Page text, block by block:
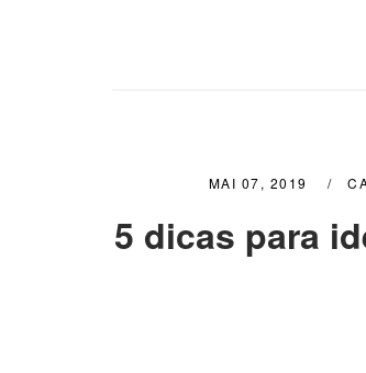
MAI 07, 2019
5 dicas para